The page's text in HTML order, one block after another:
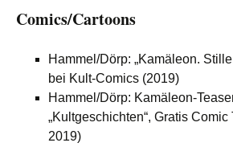
Comics/Cartoons
Hammel/Dörp: „Kamäleon.
bei Kult-Comics (2019)
Hammel/Dörp: Kamäleon-
„Kultgeschichten“, Gratis
2019)